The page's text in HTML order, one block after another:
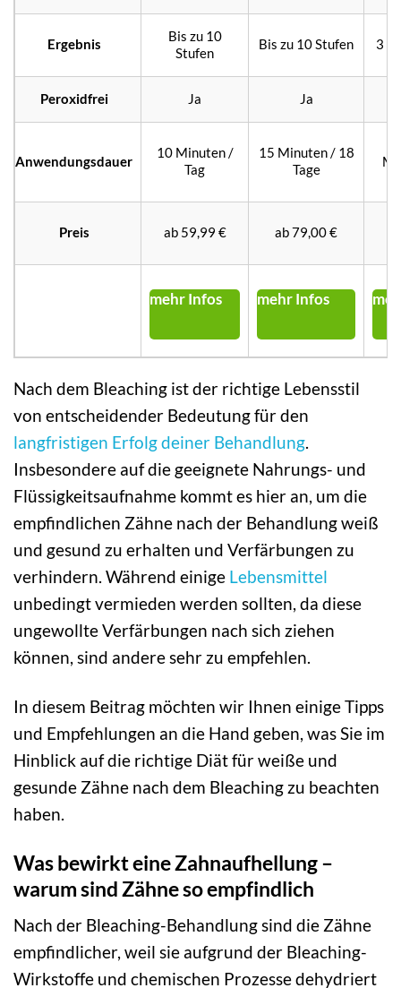
Ergebnis
Bis zu 10
Stufen
Bis zu 10 Stufen 3 –
Peroxidfrei Ja Ja
Anwendungsdauer
10 Minuten /
Tag
15 Minuten / 18
Tage
Preis ab 59,99 € ab 79,00 €
mehr Infos mehr Infos
Nach dem Bleaching ist der richtige Lebensstil
von entscheidender Bedeutung für den
langfristigen Erfolg deiner Behandlung.
Insbesondere auf die geeignete Nahrungs- und
Flüssigkeitsaufnahme kommt es hier an, um die
empfindlichen Zähne nach der Behandlung weiß
und gesund zu erhalten und Verfärbungen zu
verhindern. Während einige Lebensmittel
unbedingt vermieden werden sollten, da diese
ungewollte Verfärbungen nach sich ziehen
können, sind andere sehr zu empfehlen.
In diesem Beitrag möchten wir Ihnen einige Tipps
und Empfehlungen an die Hand geben, was Sie im
Hinblick auf die richtige Diät für weiße und
gesunde Zähne nach dem Bleaching zu beachten
haben.
Was bewirkt eine Zahnaufhellung –
warum sind Zähne so empfindlich
Nach der Bleaching-Behandlung sind die Zähne
empfindlicher, weil sie aufgrund der Bleaching-
Wirkstoffe und chemischen Prozesse dehydriert